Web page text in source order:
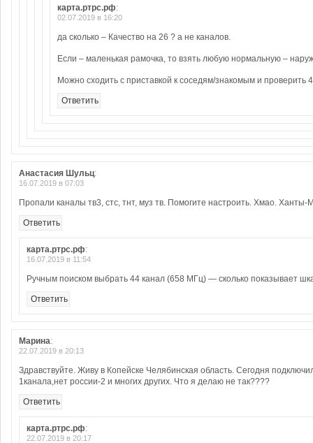
карта.ртрс.рф:
02.07.2019 в 16:20
да сколько – Качество на 26 ? а не каналов.
Если – маленькая рамочка, то взять любую нормальную –
Можно сходить с приставкой к соседям/знакомым и проверить
Ответить
Анастасия Шульц:
16.07.2019 в 07:03
Пропали каналы тв3, стс, тнт, муз тв. Помогите настроить. Хмао. Ханты-
Ответить
карта.ртрс.рф:
16.07.2019 в 11:54
Ручным поиском выбрать 44 канал (658 МГц) — сколько показывает
Ответить
Марина:
22.07.2019 в 20:13
Здравствуйте. Живу в Копейске Челябинская область. Сегодня
1канала,нет россии-2 и многих других. Что я делаю не так????
Ответить
карта.ртрс.рф:
22.07.2019 в 20:17